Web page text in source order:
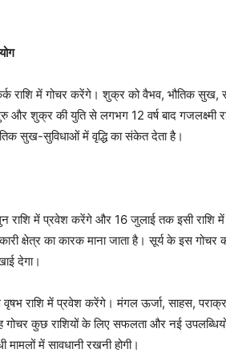
में गोचर करेंगे। शुक्र को वैभव, भौतिक सुख,
और शुक्र की युति से लगभग 12 वर्ष बाद गजलक्ष्मी
सुख-सुविधाओं में वृद्धि का संकेत देता है।
राशि में प्रवेश करेंगे और 16 जुलाई तक इसी राशि में
क्षेत्र का कारक माना जाता है। सूर्य के इस गोचर
देगा।
राशि में प्रवेश करेंगे। मंगल ऊर्जा, साहस,
गोचर कुछ राशियों के लिए सफलता और नई
में सावधानी रखनी होगी।